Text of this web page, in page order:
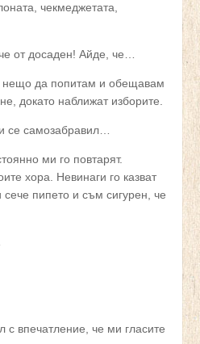
чекмеджетата,
от досаден! Айде, че…
да попитам и обещавам
докато наближат изборите.
се самозабравил…
ми го повтарят.
хора. Невинаги го казват
пипето и съм сигурен, че
впечатление, че ми гласите